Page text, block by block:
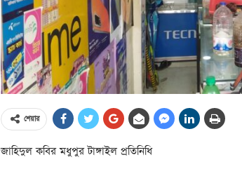
শেয়ার
জাহিদুল কবির মধুপুর টাঙ্গাইল প্রতিনিধি
অপরাধ
গুলশান হলি আর্টিজান হামলা
মামলা : হাইকোর্টের রায় আজ
আন্তর্জাতিক
অজ্ঞাত বন্দুকধারীর গুলিতে
মাওলানা তারেক জামিলের
ছেলের মৃত্যু
আর্কাইভ থেকে
সেহরি, ইফতার ও
সময় নিরবচ্ছিন্ন বিদ্যুৎ
নির্দেশ: প্রধানমন্ত্রী
দেশের ১১তম প্রধানমন্ত্রী